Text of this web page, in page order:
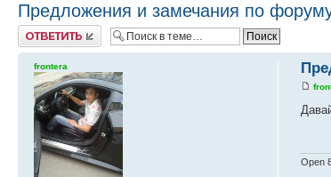
Предложения и замечания по
Ответить
Open
frontera